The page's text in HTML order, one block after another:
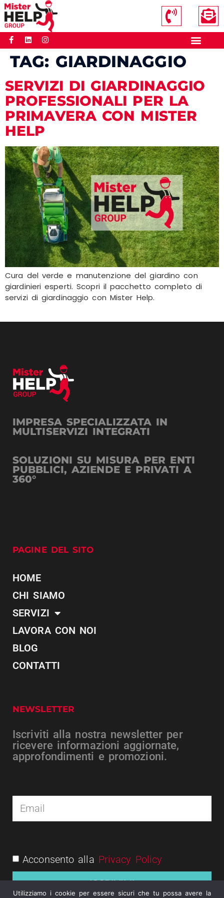
TAG: GIARDINAGGIO
SERVIZI DI GIARDINAGGIO
PROFESSIONALI PER LA
PRIMAVERA CON MISTER
HELP
Cura del verde e manutenzione del giardino con
giardinieri esperti. Scopri il pacchetto completo di
servizi di giardinaggio con Mister Help.
IMPRESA SPECIALIZZATA IN
MULTISERVIZI INTEGRATI
SOLUZIONI SU MISURA PER ENTI
PUBBLICI, AZIENDE E PRIVATI A
360°
PAGINE DEL SITO
HOME
CHI SIAMO
SERVIZI
LAVORA CON NOI
BLOG
CONTATTI
NEWSLETTER
Iscriviti alla nostra newsletter per
ricevere informazioni aggiornate,
approfondimenti e promozioni.
Acconsento alla Privacy Policy
ISCRIVIMI
Utilizziamo i cookie per essere sicuri che tu possa avere la